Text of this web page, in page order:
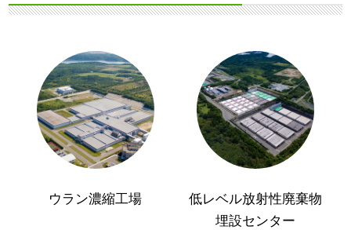
ウラン濃縮工場
低レベル放射性廃棄物
埋設センター